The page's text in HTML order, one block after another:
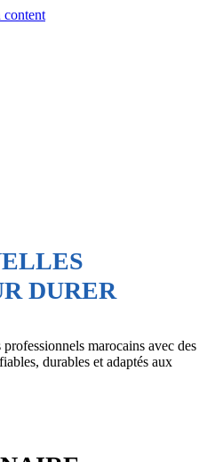
content
DURER
marocains avec des
durables et adaptés aux